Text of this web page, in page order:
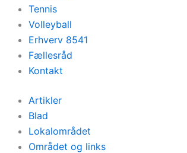
Tennis
Volleyball
Erhverv 8541
Fællesråd
Kontakt
Artikler
Blad
Lokalområdet
Området og links